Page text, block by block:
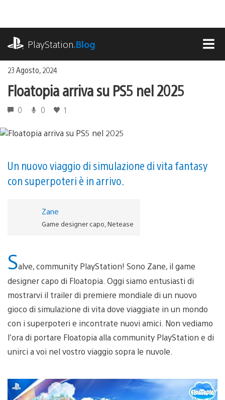
contenuto
PlayStation.Blog
23 Agosto, 2024
Floatopia arriva su PS5 nel 2025
0 0 1
Un nuovo viaggio di simulazione di vita fantasy
con superpoteri è in arrivo.
Zane
Game designer capo, Netease
Salve, community PlayStation! Sono Zane, il game
designer capo di Floatopia. Oggi siamo entusiasti di
mostrarvi il trailer di premiere mondiale di un nuovo
gioco di simulazione di vita dove viaggiate in un mondo
con i superpoteri e incontrate nuovi amici. Non vediamo
l’ora di portare Floatopia alla community PlayStation e di
unirci a voi nel vostro viaggio sopra le nuvole.